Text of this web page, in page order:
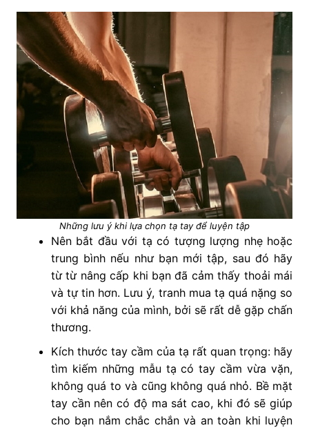
Những lưu ý khi lựa chọn tạ tay để luyện tập
Nên bắt đầu với tạ có tượng lượng nhẹ hoặc
trung bình nếu như bạn mới tập, sau đó hãy
từ từ nâng cấp khi bạn đã cảm thấy thoải mái
và tự tin hơn. Lưu ý, tranh mua tạ quá nặng so
với khả năng của mình, bởi sẽ rất dễ gặp chấn
thương.
Kích thước tay cầm của tạ rất quan trọng: hãy
tìm kiếm những mẫu tạ có tay cầm vừa vặn,
không quá to và cũng không quá nhỏ. Bề mặt
tay cần nên có độ ma sát cao, khi đó sẽ giúp
cho bạn nắm chắc chắn và an toàn khi luyện